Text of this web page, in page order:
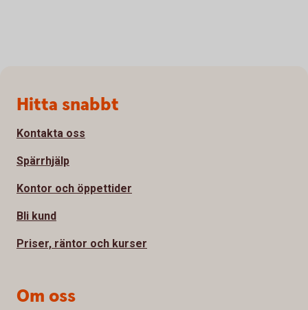
Sidfot
Hitta snabbt
Kontakta oss
Spärrhjälp
Kontor och öppettider
Bli kund
Priser, räntor och kurser
Om oss